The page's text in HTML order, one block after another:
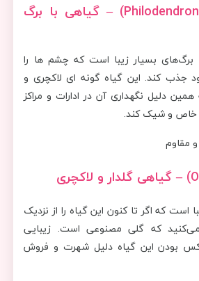
Philodendron
)
–گیاهی با برگ
برگ‌های بسیار زیبا است که چشم ها را
جذب کند. این گیاه گونه ای لاکچری و
دلیل نگهداری آن در ادارات و مراکز
خاص و شیک کند.
)
–گیاهی گلدار و لاکچری
است که اگر تا کنون این گیاه را از نزدیک
که گلی مصنوعی است. زیبایی
بودن این گیاه دلیل شهرت و فروش